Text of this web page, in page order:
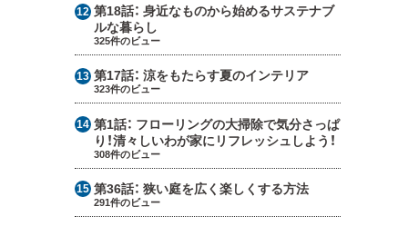
第18話：身近なものから始めるサステナブ
ルな暮らし
325件のビュー
第17話：涼をもたらす夏のインテリア
323件のビュー
第1話： フローリングの大掃除で気分さっぱ
り！清々しいわが家にリフレッシュしよう！
308件のビュー
第36話：狭い庭を広く楽しくする方法
291件のビュー